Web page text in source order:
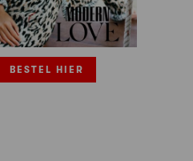
BESTEL HIER